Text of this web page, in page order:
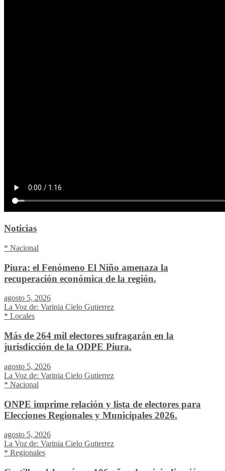
Noticias
* Nacional
Piura: el Fenómeno El Niño amenaza la
recuperación económica de la región.
agosto 5, 2026
La Voz de: Varinia Cielo Gutierrez
* Locales
Más de 264 mil electores sufragarán en la
jurisdicción de la ODPE Piura.
agosto 5, 2026
La Voz de: Varinia Cielo Gutierrez
* Nacional
ONPE imprime relación y lista de electores para
Elecciones Regionales y Municipales 2026.
agosto 5, 2026
La Voz de: Varinia Cielo Gutierrez
* Regionales